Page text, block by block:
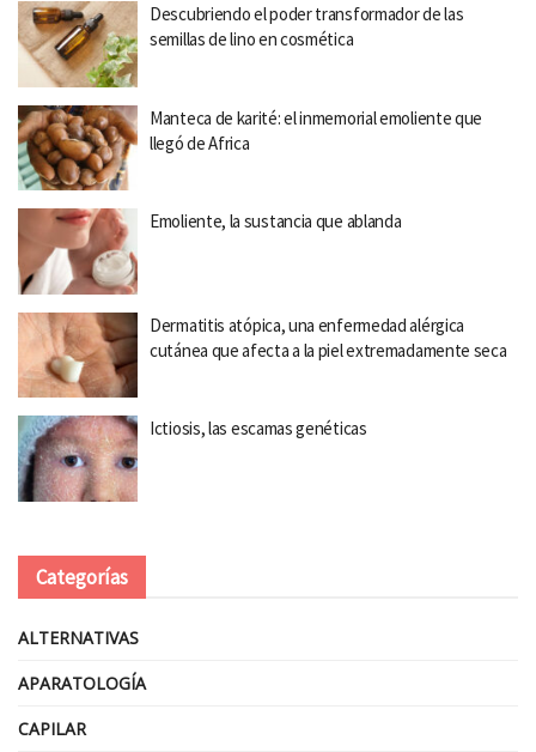
Descubriendo el poder transformador de las
semillas de lino en cosmética
Manteca de karité: el inmemorial emoliente que
llegó de Africa
Emoliente, la sustancia que ablanda
Dermatitis atópica, una enfermedad alérgica
cutánea que afecta a la piel extremadamente seca
Ictiosis, las escamas genéticas
Categorías
ALTERNATIVAS
APARATOLOGÍA
CAPILAR